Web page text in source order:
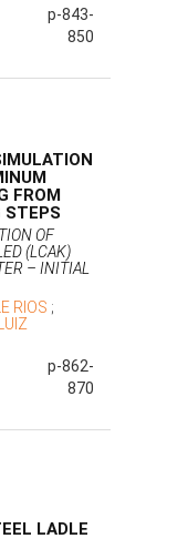
p-843-
850
FROM
STEPS
OF
(LCAK)
– INITIAL
RIOS ;
p-862-
870
LADLE